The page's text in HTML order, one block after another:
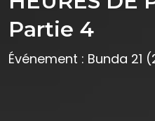
Partie 4
Événement : Bunda 21